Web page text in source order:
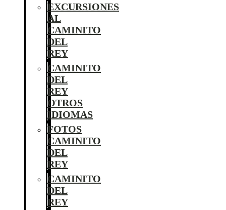
EXCURSIONES
AL
CAMINITO
DEL
REY
CAMINITO
DEL
REY
OTROS
IDIOMAS
FOTOS
CAMINITO
DEL
REY
CAMINITO
DEL
REY